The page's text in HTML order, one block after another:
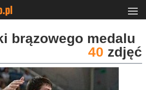
brązowego medalu
40 zdjęć